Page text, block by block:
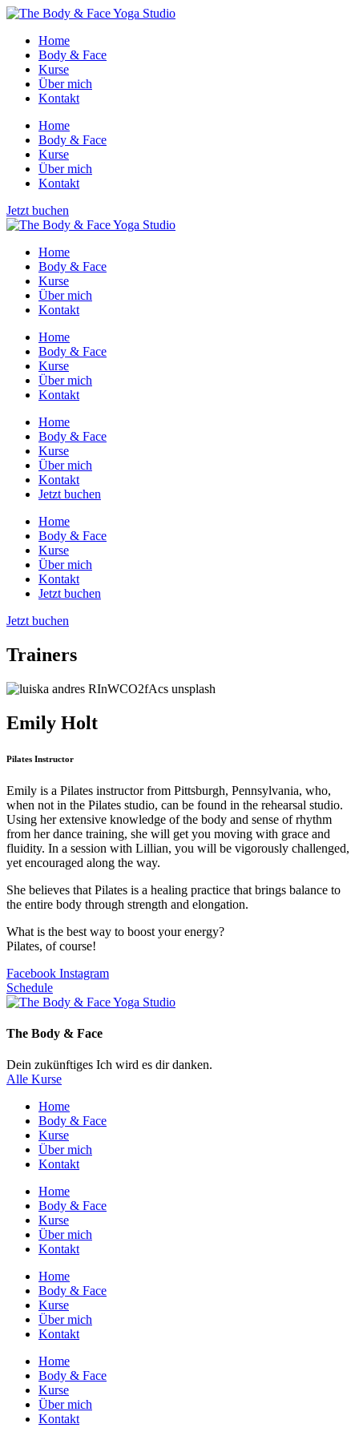
Home
Body & Face
Kurse
Über mich
Kontakt
Home
Body & Face
Kurse
Über mich
Kontakt
Jetzt buchen
Home
Body & Face
Kurse
Über mich
Kontakt
Home
Body & Face
Kurse
Über mich
Kontakt
Home
Body & Face
Kurse
Über mich
Kontakt
Jetzt buchen
Home
Body & Face
Kurse
Über mich
Kontakt
Jetzt buchen
Jetzt buchen
Trainers
Emily Holt
Pilates Instructor
Emily is a Pilates instructor from Pittsburgh, Pennsylvania, who,
when not in the Pilates studio, can be found in the rehearsal studio.
Using her extensive knowledge of the body and sense of rhythm
from her dance training, she will get you moving with grace and
fluidity. In a session with Lillian, you will be vigorously challenged,
yet encouraged along the way.
She believes that Pilates is a healing practice that brings balance to
the entire body through strength and elongation.
What is the best way to boost your energy?
Pilates, of course!
Facebook Instagram
Schedule
The Body & Face
Dein zukünftiges Ich wird es dir danken.
Alle Kurse
Home
Body & Face
Kurse
Über mich
Kontakt
Home
Body & Face
Kurse
Über mich
Kontakt
Home
Body & Face
Kurse
Über mich
Kontakt
Home
Body & Face
Kurse
Über mich
Kontakt